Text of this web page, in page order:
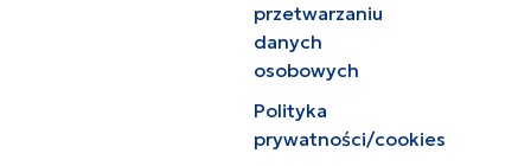
przetwarzaniu
danych
osobowych
Polityka
prywatności/cookies